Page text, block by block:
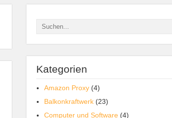
Kategorien
Amazon Proxy (4)
Balkonkraftwerk (23)
Computer und Software (4)